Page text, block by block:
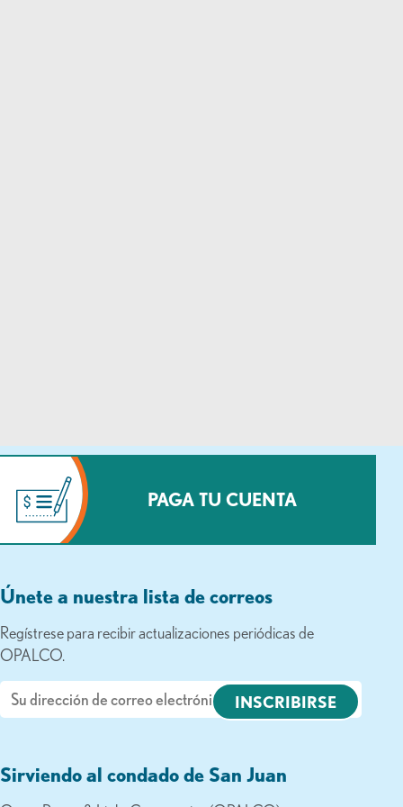
PAGA TU CUENTA
Únete a nuestra lista de correos
Regístrese para recibir actualizaciones periódicas de
OPALCO.
Correo
electrónico
Sirviendo al condado de San Juan